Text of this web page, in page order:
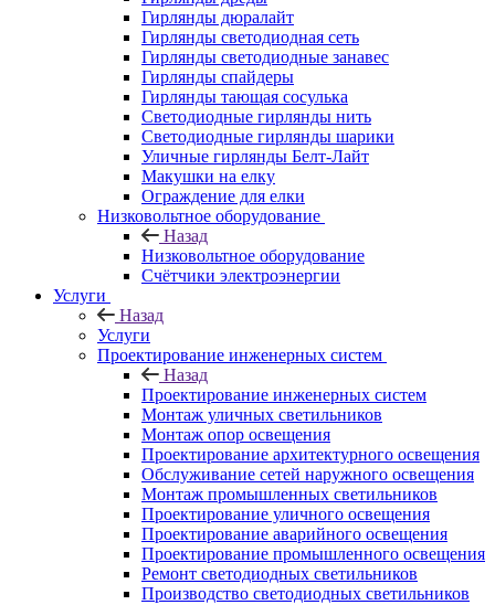
Гирлянды дюралайт
Гирлянды светодиодная сеть
Гирлянды светодиодные занавес
Гирлянды спайдеры
Гирлянды тающая сосулька
Светодиодные гирлянды нить
Светодиодные гирлянды шарики
Уличные гирлянды Белт-Лайт
Макушки на елку
Ограждение для елки
Низковольтное оборудование
Назад
Низковольтное оборудование
Счётчики электроэнергии
Услуги
Назад
Услуги
Проектирование инженерных систем
Назад
Проектирование инженерных систем
Монтаж уличных светильников
Монтаж опор освещения
Проектирование архитектурного освещения
Обслуживание сетей наружного освещения
Монтаж промышленных светильников
Проектирование уличного освещения
Проектирование аварийного освещения
Проектирование промышленного освещения
Ремонт светодиодных светильников
Производство светодиодных светильников